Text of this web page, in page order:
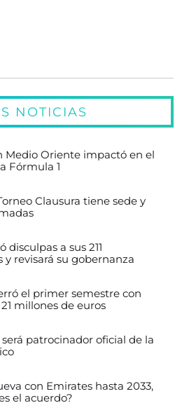
NOTICIAS
Medio Oriente impactó en el
Fórmula 1
Clausura tiene sede y
disculpas a sus 211
y revisará su gobernanza
el primer semestre con
millones de euros
patrocinador oficial de la
con Emirates hasta 2033,
el acuerdo?